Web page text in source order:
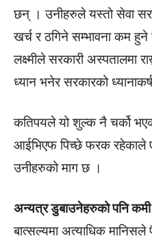
छन् । उनीहरुले यस्तो सेवा
खर्च र ठगिने सम्भावना कम
लक्ष्मीले सरकारी अस्पतालमा
ध्यान भनेर सरकारको
कतिपयले यो शुल्क नै चर्को
आईभिएफ पिच्छे फरक रहेकाले
उनीहरुको माग छ ।
अन्यत्र डुबाउनेहरुको पनि
बात्सल्यमा अत्याधिक